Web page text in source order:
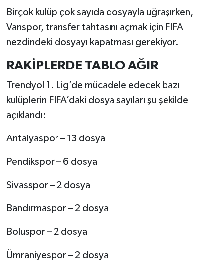
Birçok kulüp çok sayıda dosyayla uğraşırken,
Vanspor, transfer tahtasını açmak için FIFA
nezdindeki dosyayı kapatması gerekiyor.
RAKİPLERDE TABLO AĞIR
Trendyol 1. Lig’de mücadele edecek bazı
kulüplerin FIFA’daki dosya sayıları şu şekilde
açıklandı:
Antalyaspor – 13 dosya
Pendikspor – 6 dosya
Sivasspor – 2 dosya
Bandırmaspor – 2 dosya
Boluspor – 2 dosya
Ümraniyespor – 2 dosya